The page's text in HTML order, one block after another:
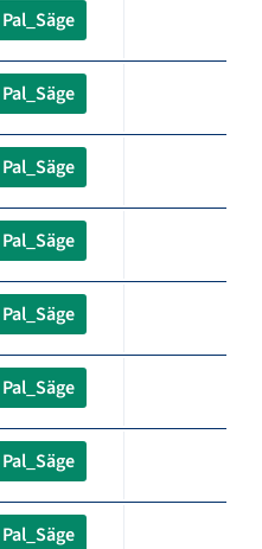
Pal_Säge
Pal_Säge
Pal_Säge
Pal_Säge
Pal_Säge
Pal_Säge
Pal_Säge
Pal_Säge